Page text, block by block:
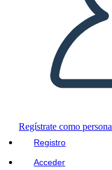
Regístrate como
Registro
Acceder
CREAR UN GUIÓN
JUEGO DE DIAPOSITIVAS
LEERME